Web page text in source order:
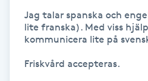
Lashlift Keratin
LED-ljusterapi
Jag talar spanska och
lite franska). Med viss
kommunicera lite på
Friskvård accepteras.